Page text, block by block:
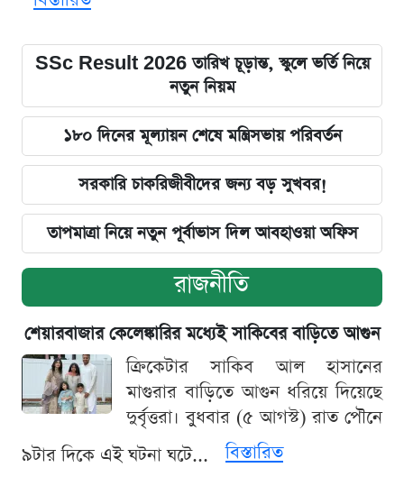
SSc Result 2026 তারিখ চূড়ান্ত, স্কুলে ভর্তি নিয়ে
নতুন নিয়ম
১৮০ দিনের মূল্যায়ন শেষে মন্ত্রিসভায় পরিবর্তন
সরকারি চাকরিজীবীদের জন্য বড় সুখবর!
তাপমাত্রা নিয়ে নতুন পূর্বাভাস দিল আবহাওয়া অফিস
রাজনীতি
শেয়ারবাজার কেলেঙ্কারির মধ্যেই সাকিবের বাড়িতে আগুন
ক্রিকেটার সাকিব আল হাসানের
মাগুরার বাড়িতে আগুন ধরিয়ে দিয়েছে
দুর্বৃত্তরা। বুধবার (৫ আগস্ট) রাত পৌনে
৯টার দিকে এই ঘটনা ঘটে...
বিস্তারিত